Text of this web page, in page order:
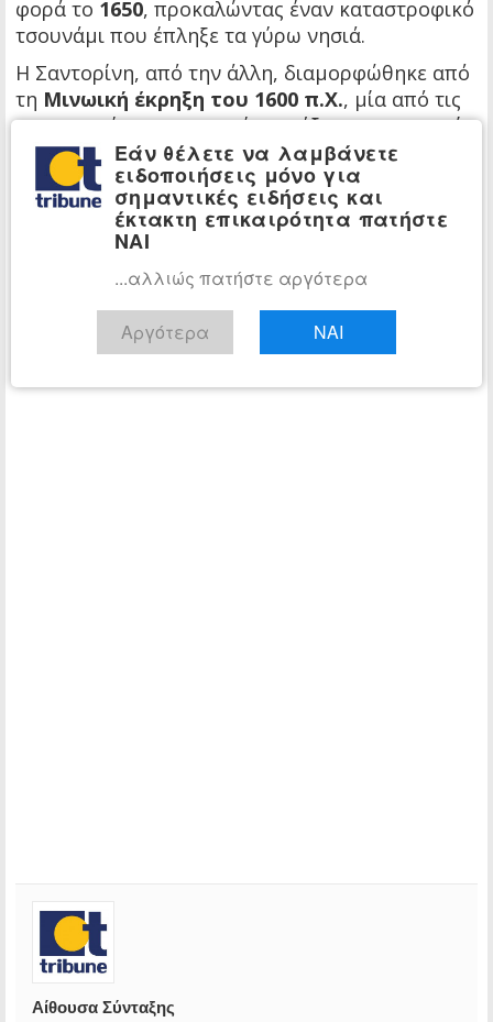
φορά το 1650, προκαλώντας έναν καταστροφικό
τσουνάμι που έπληξε τα γύρω νησιά.
Η Σαντορίνη, από την άλλη, διαμορφώθηκε από
τη Μινωική έκρηξη του 1600 π.Χ., μία από τις
πιο ισχυρές ηφαιστειακές εκρήξεις στην ιστορία
της ανθρωπότητας, σύμφωνα με το
Παρατηρητήριο Lamont-Doherty του
Πανεπιστημίου Columbia στη Νέα Υόρκη.
Αίθουσα Σύνταξης
Εάν θέλετε να λαμβάνετε
ειδοποιήσεις μόνο για
σημαντικές ειδήσεις και
έκτακτη επικαιρότητα πατήστε
ΝΑΙ
...αλλιώς πατήστε αργότερα
Αργότερα ΝΑΙ